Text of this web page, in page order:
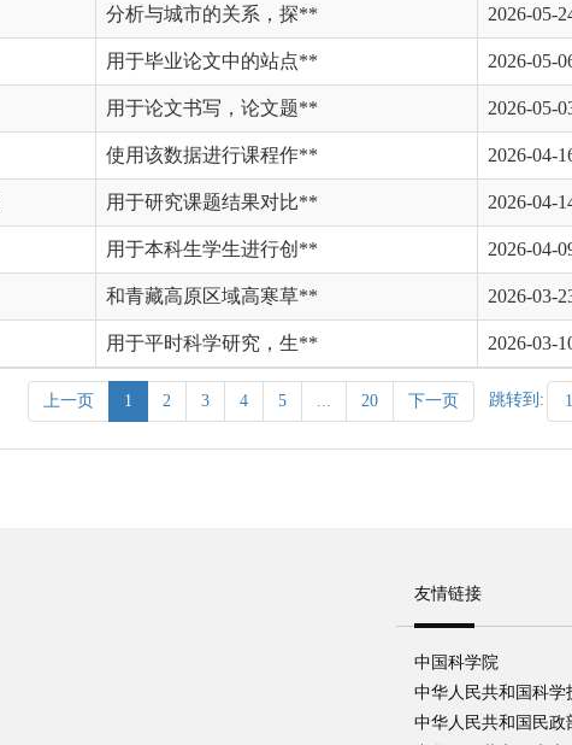
分析与城市的关系，探** 2026-05-
用于毕业论文中的站点** 2026-05-
用于论文书写，论文题** 2026-05-
使用该数据进行课程作** 2026-04-
用于研究课题结果对比** 2026-04-
用于本科生学生进行创** 2026-04-
和青藏高原区域高寒草** 2026-03-
用于平时科学研究，生** 2026-03-
上一页 1 2 3 4 5 ... 20 下一页 跳转到:
友情链接
中国科学院
中华人民共和国科学
中华人民共和国民政